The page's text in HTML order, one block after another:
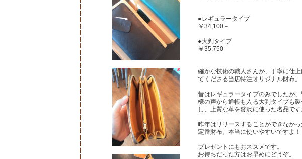
●レギュラータイプ
￥34,100－
●大判タイプ
￥35,750－
確かな技術の職人さんが、丁寧に仕
てくださる当店特注オリジナル財布。
昔はレギュラータイプのみでしたが、
様の声から通帳も入る大判タイプも
し、上質な革を贅沢に使った名品です
昨年はリリースすることができなかっ
定番財布。本当に使いやすいですよ！
プレゼントにもおススメです。
お待ちだった方はお早めにどうぞ。